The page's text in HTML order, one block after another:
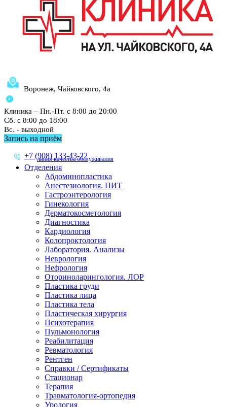
Воронеж, Чайковского, 4а
Клиника – Пн.-Пт. с 8:00 до 20:00
Сб. с 8:00 до 18:00
Вс. - выходной
Запись на приём
+7 (908) 133-43-22
линия качества обслуживания
Отделения
Абдоминопластика
Анестезиология. ПИТ
Гастроэнтерология
Гинекология
Дерматокосметология
Диагностика
Кардиология
Колопроктология
Лаборатория. Анализы
Неврология
Нефрология
Оториноларингология. ЛОР
Пластика груди
Пластика лица
Пластика тела
Пластическая хирургия
Психотерапия
Пульмонология
Реабилитация
Ревматология
Рентген
Справки / Сертификаты
Стационар
Терапия
Травматология-ортопедия
Урология